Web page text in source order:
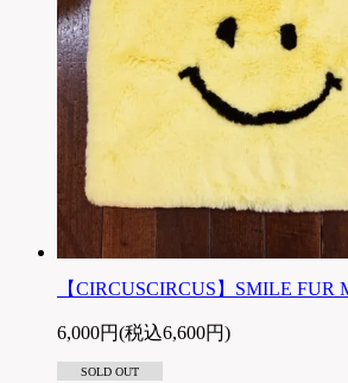
【CIRCUSCIRCUS】SMILE FUR
6,000円(税込6,600円)
SOLD OUT